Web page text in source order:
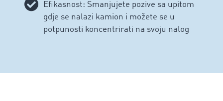
Efikasnost: Smanjujete pozive sa upitom
gdje se nalazi kamion i možete se u
potpunosti koncentrirati na svoju nalog